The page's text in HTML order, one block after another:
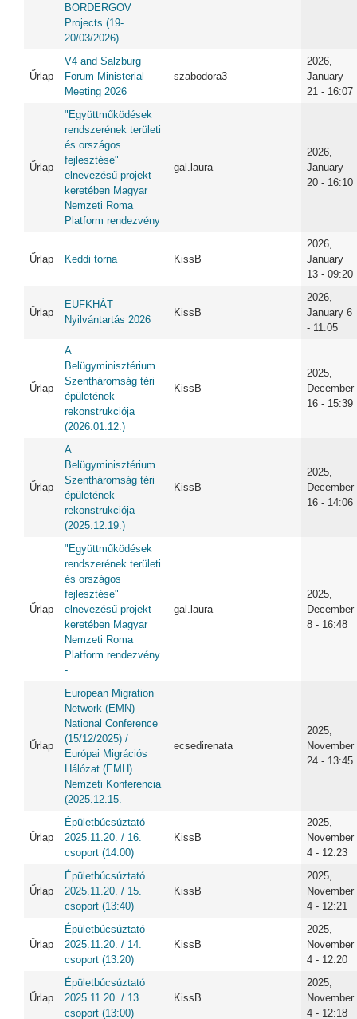
BORDERGOV
Projects (19-
20/03/2026)
Űrlap
V4 and Salzburg
Forum Ministerial
Meeting 2026
szabodora3
2026,
January
21 - 16:07
Űrlap
"Együttműködések
rendszerének területi
és országos
fejlesztése"
elnevezésű projekt
keretében Magyar
Nemzeti Roma
Platform rendezvény
gal.laura
2026,
January
20 - 16:10
Űrlap Keddi torna KissB
2026,
January
13 - 09:20
Űrlap
EUFKHÁT
Nyilvántartás 2026
KissB
2026,
January 6
- 11:05
Űrlap
A
Belügyminisztérium
Szentháromság téri
épületének
rekonstrukciója
(2026.01.12.)
KissB
2025,
December
16 - 15:39
Űrlap
A
Belügyminisztérium
Szentháromság téri
épületének
rekonstrukciója
(2025.12.19.)
KissB
2025,
December
16 - 14:06
Űrlap
"Együttműködések
rendszerének területi
és országos
fejlesztése"
elnevezésű projekt
keretében Magyar
Nemzeti Roma
Platform rendezvény
-
gal.laura
2025,
December
8 - 16:48
Űrlap
European Migration
Network (EMN)
National Conference
(15/12/2025) /
Európai Migrációs
Hálózat (EMH)
Nemzeti Konferencia
(2025.12.15.
ecsedirenata
2025,
November
24 - 13:45
Űrlap
Épületbúcsúztató
2025.11.20. / 16.
csoport (14:00)
KissB
2025,
November
4 - 12:23
Űrlap
Épületbúcsúztató
2025.11.20. / 15.
csoport (13:40)
KissB
2025,
November
4 - 12:21
Űrlap
Épületbúcsúztató
2025.11.20. / 14.
csoport (13:20)
KissB
2025,
November
4 - 12:20
Űrlap
Épületbúcsúztató
2025.11.20. / 13.
csoport (13:00)
KissB
2025,
November
4 - 12:18